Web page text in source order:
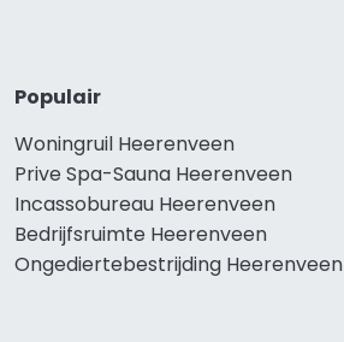
Populair
Woningruil Heerenveen
Prive Spa-Sauna Heerenveen
Incassobureau Heerenveen
Bedrijfsruimte Heerenveen
Ongediertebestrijding Heerenveen